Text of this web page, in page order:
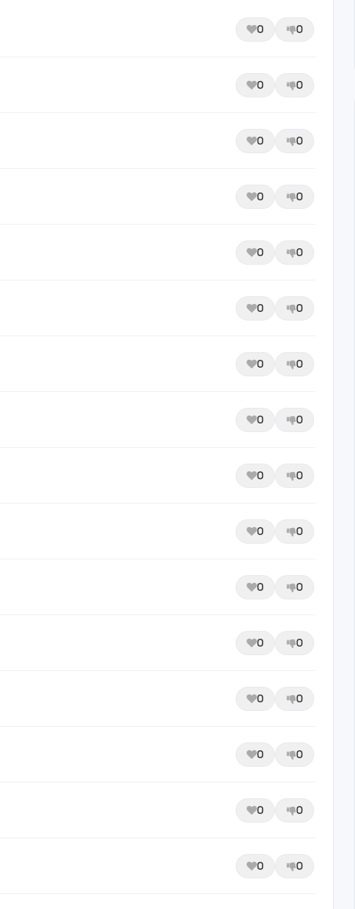
0 0
0 0
0 0
0 0
0 0
0 0
0 0
0 0
0 0
0 0
0 0
0 0
0 0
0 0
0 0
0 0